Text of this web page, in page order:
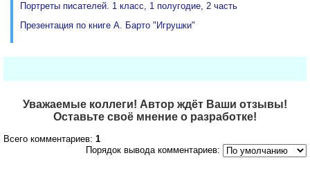
Портреты писателей. 1 класс, 1 полугодие, 2 часть
Презентация по книге А. Барто "Игрушки"
Уважаемые коллеги! Автор ждёт Ваши отзывы!
Оставьте своё мнение о разработке!
Всего комментариев: 1
Порядок вывода комментариев: